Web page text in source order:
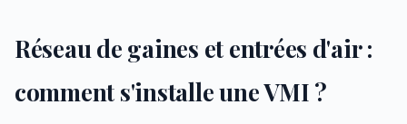
Réseau de gaines et entrées d'air :
comment s'installe une VMI ?